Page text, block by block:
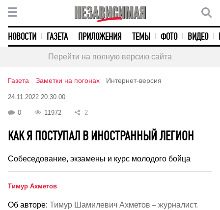
НОВОСТИ ГАЗЕТА ПРИЛОЖЕНИЯ ТЕМЫ ФОТО ВИДЕО
Перейти на полную версию сайта
Газета Заметки на погонах Интернет-версия
24.11.2022 20:30:00
0 11972 2
КАК Я ПОСТУПАЛ В ИНОСТРАННЫЙ ЛЕГИОН
Собеседование, экзамены и курс молодого бойца
Тимур Ахметов
Об авторе: Тимур Шамилевич Ахметов – журналист.